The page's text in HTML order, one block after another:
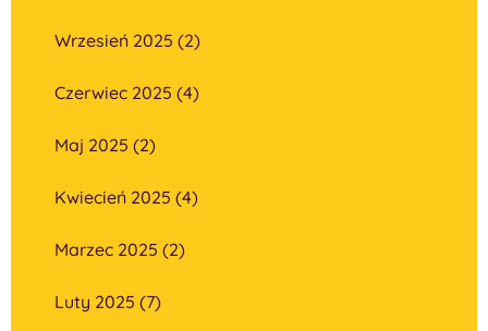
Wrzesień 2025 (2)
Czerwiec 2025 (4)
Maj 2025 (2)
Kwiecień 2025 (4)
Marzec 2025 (2)
Luty 2025 (7)